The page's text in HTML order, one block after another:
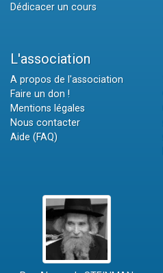
Dédicacer un cours
L'association
A propos de l'association
Faire un don !
Mentions légales
Nous contacter
Aide (FAQ)